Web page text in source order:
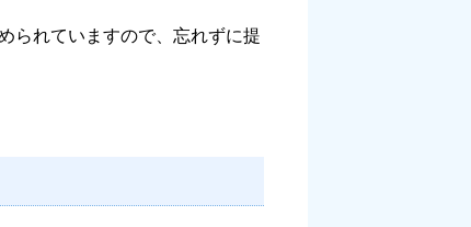
られていますので、忘れずに提